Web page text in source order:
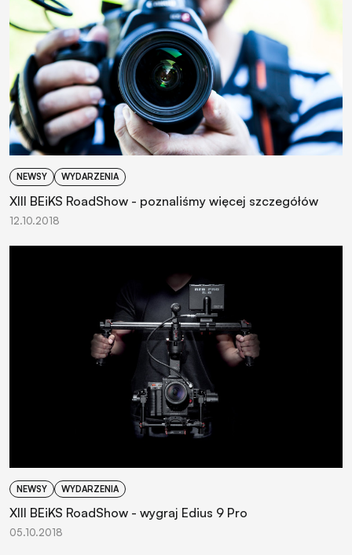
NEWSY WYDARZENIA
XIII BEiKS RoadShow - poznaliśmy więcej szczegółów
12.10.2018
NEWSY WYDARZENIA
XIII BEiKS RoadShow - wygraj Edius 9 Pro
05.10.2018